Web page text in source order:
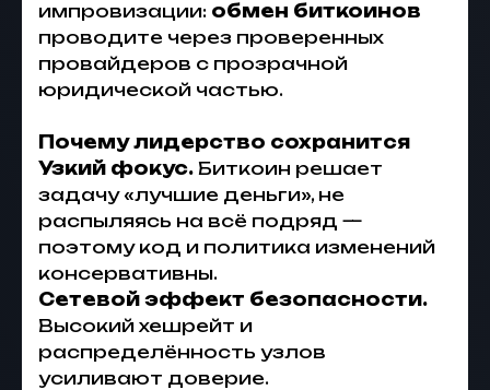
импровизации: обмен биткоинов
проводите через проверенных
провайдеров с прозрачной
юридической частью.
Почему лидерство сохранится
Узкий фокус. Биткоин решает
задачу «лучшие деньги», не
распыляясь на всё подряд —
поэтому код и политика изменений
консервативны.
Сетевой эффект безопасности.
Высокий хешрейт и
распределённость узлов
усиливают доверие.